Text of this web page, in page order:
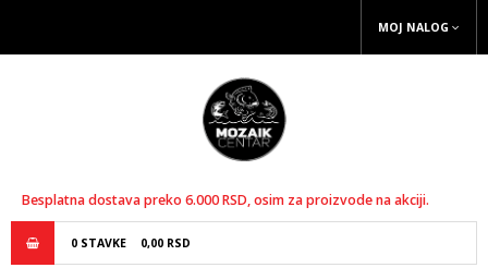
MOJ NALOG
Besplatna dostava preko 6.000 RSD, osim za proizvode na akciji.
0 STAVKE 0,00 RSD